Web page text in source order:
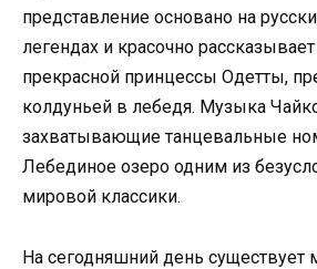
представление основано на
легендах и красочно
прекрасной принцессы Одетты,
колдуньей в лебедя. Музыка
захватывающие танцевальные
Лебединое озеро одним из
мировой классики.
На сегодняшний день существует